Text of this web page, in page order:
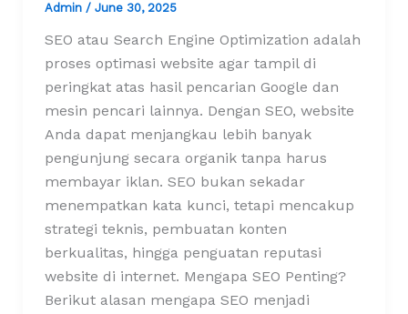
Admin / June 30, 2025
SEO atau Search Engine Optimization adalah
proses optimasi website agar tampil di
peringkat atas hasil pencarian Google dan
mesin pencari lainnya. Dengan SEO, website
Anda dapat menjangkau lebih banyak
pengunjung secara organik tanpa harus
membayar iklan. SEO bukan sekadar
menempatkan kata kunci, tetapi mencakup
strategi teknis, pembuatan konten
berkualitas, hingga penguatan reputasi
website di internet. Mengapa SEO Penting?
Berikut alasan mengapa SEO menjadi